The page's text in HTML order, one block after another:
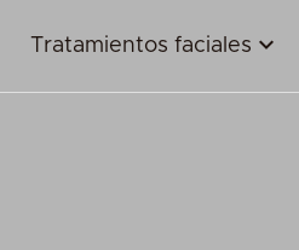
Tratamientos faciales